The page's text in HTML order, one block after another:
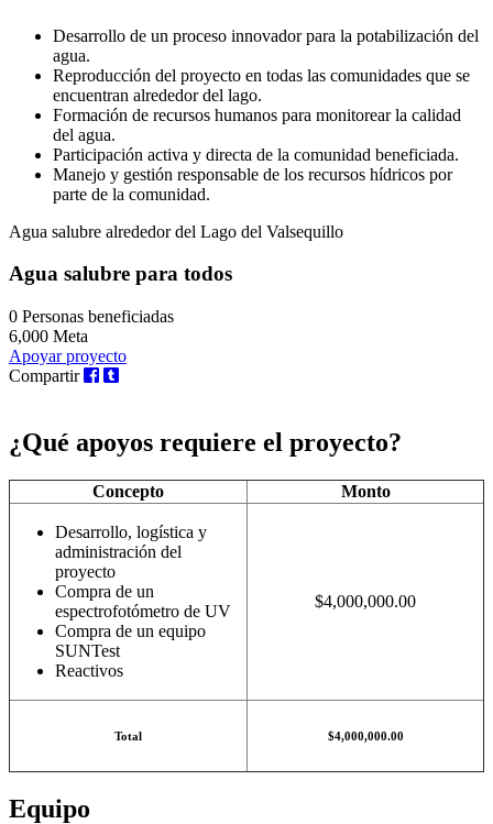
Desarrollo de un proceso innovador para la potabilización del
agua.
Reproducción del proyecto en todas las comunidades que se
encuentran alrededor del lago.
Formación de recursos humanos para monitorear la calidad
del agua.
Participación activa y directa de la comunidad beneficiada.
Manejo y gestión responsable de los recursos hídricos por
parte de la comunidad.
Agua salubre alrededor del Lago del Valsequillo
Agua salubre para todos
0 Personas beneficiadas
6,000 Meta
Apoyar proyecto
Compartir
¿Qué apoyos requiere el proyecto?
Concepto Monto
Desarrollo, logística y
administración del
proyecto
Compra de un
espectrofotómetro de UV
Compra de un equipo
SUNTest
Reactivos
$4,000,000.00
Total $4,000,000.00
Equipo